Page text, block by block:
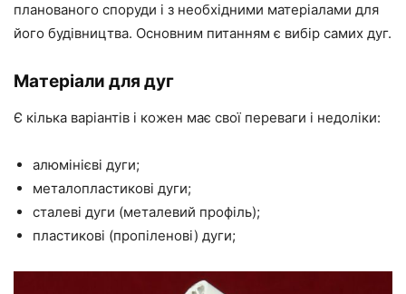
планованого споруди і з необхідними матеріалами для
його будівництва. Основним питанням є вибір самих дуг.
Матеріали для дуг
Є кілька варіантів і кожен має свої переваги і недоліки:
алюмінієві дуги;
металопластикові дуги;
сталеві дуги (металевий профіль);
пластикові (пропіленові) дуги;